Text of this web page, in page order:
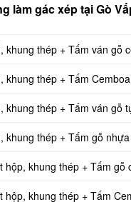
làmgácxép tại Gò
thép + Tấm ván gỗ
khung thép + Tấm
khung thép + Tấm ván gỗ
khung thép + Tấm gỗ nhựa
khung thép + Tấm gỗ
khung thép + Tấm